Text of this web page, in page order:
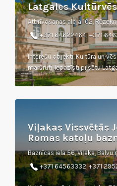
Latgales
Atbrīvošanas aleja 102,
+371 64622464; +371
Interešu objekti, Kultūra un
maršruti, Iepazīsti pilsētu
Viļakas Vissvētās
Romas katoļu
Baznīcas iela 56, Viļaka, Balvu
+371 64563332, +371